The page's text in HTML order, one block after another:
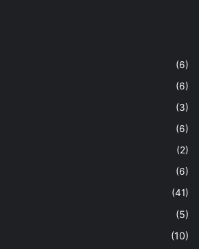
(6)
(6)
(3)
(6)
(2)
(6)
(41)
(5)
(10)